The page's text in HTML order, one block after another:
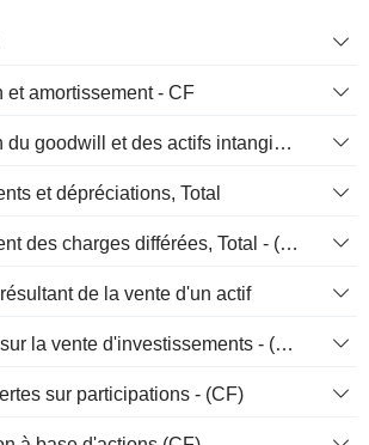
et amortissement - CF
Dépréciation du goodwill et des actifs intangibles
et dépréciations, Total
Amortissement des charges différées, Total - (CF)
de la vente d'un actif
(Gain) perte sur la vente d'investissements - (CF)
sur participations - (CF)